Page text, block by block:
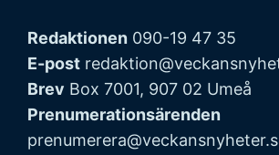
Redaktionen 090-19 47 35
E-post
Brev Box 7001, 907 02 Umeå
Prenumerationsärenden